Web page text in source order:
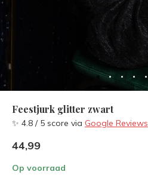
Feestjurk glitter zwart
✨ 4.8 / 5 score via Google Reviews
44,99
Op voorraad